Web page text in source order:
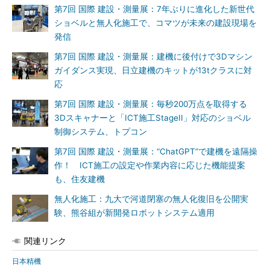
第7回 国際 建設・測量展：7年ぶりに進化した新世代
ショベルと無人化施工で、コマツが未来の建設現場を
発信
第7回 国際 建設・測量展：建機に後付けで3Dマシン
ガイダンス実現、日立建機のキットが13tクラスに対
応
第7回 国際 建設・測量展：毎秒200万点を取得する
3Dスキャナーと「ICT施工StageII」対応のショベル
制御システム、トプコン
第7回 国際 建設・測量展：“ChatGPT”で建機を遠隔操
作！ ICT施工の設定や作業内容に応じた機能提案
も、住友建機
無人化施工：九大で河道閉塞の無人化復旧を公開実
験、熊谷組が新開発ロボットシステム適用
関連リンク
日本精機